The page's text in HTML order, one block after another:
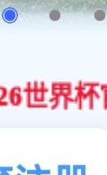
官网